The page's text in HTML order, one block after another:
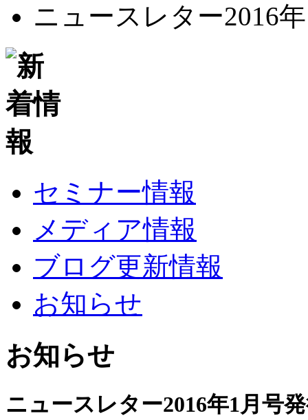
ニュースレター2016
セミナー情報
メディア情報
ブログ更新情報
お知らせ
お知らせ
ニュースレター2016年1月号